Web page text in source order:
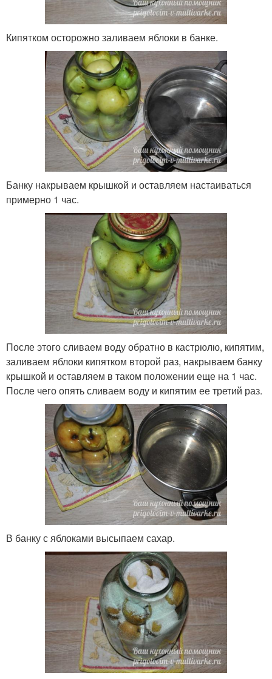
Кипятком осторожно заливаем яблоки в банке.
Банку накрываем крышкой и оставляем настаиваться
примерно 1 час.
После этого сливаем воду обратно в кастрюлю, кипятим,
заливаем яблоки кипятком второй раз, накрываем банку
крышкой и оставляем в таком положении еще на 1 час.
После чего опять сливаем воду и кипятим ее третий раз.
В банку с яблоками высыпаем сахар.